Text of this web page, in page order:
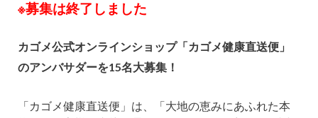
※募集は終了しました
カゴメ公式オンラインショップ「カゴメ健康直送便」
のアンバサダーを15名大募集！
「カゴメ健康直送便」は、「大地の恵みにあふれた本